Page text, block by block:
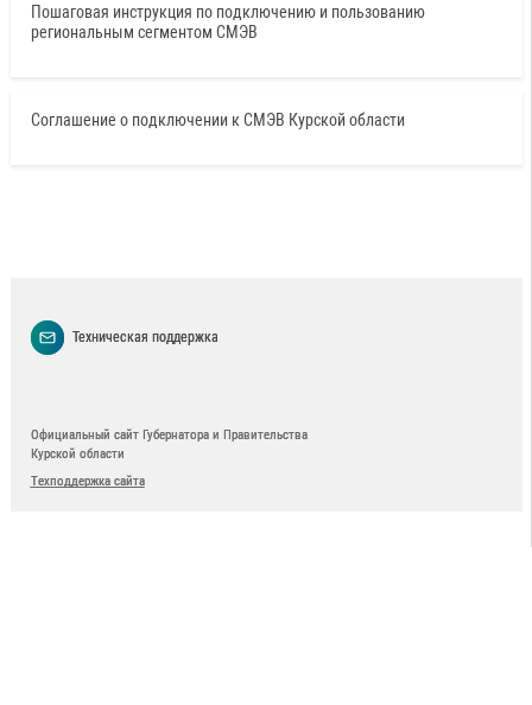
Пошаговая инструкция по подключению и пользованию
региональным сегментом СМЭВ
Соглашение о подключении к СМЭВ Курской области
Техническая поддержка
Официальный сайт Губернатора и Правительства
Курской области
Техподдержка сайта